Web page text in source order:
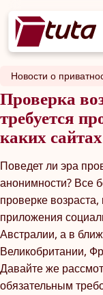
Новости о
Проверка
требуется
каких
Поведет ли эра
анонимности? Все
проверке
приложения
Австралии, а в
Великобритании,
Давайте же
обязательным